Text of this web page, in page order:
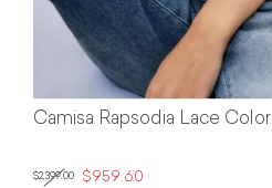
Camisa Rapsodia Lace Color
$2,399.00 $959.60